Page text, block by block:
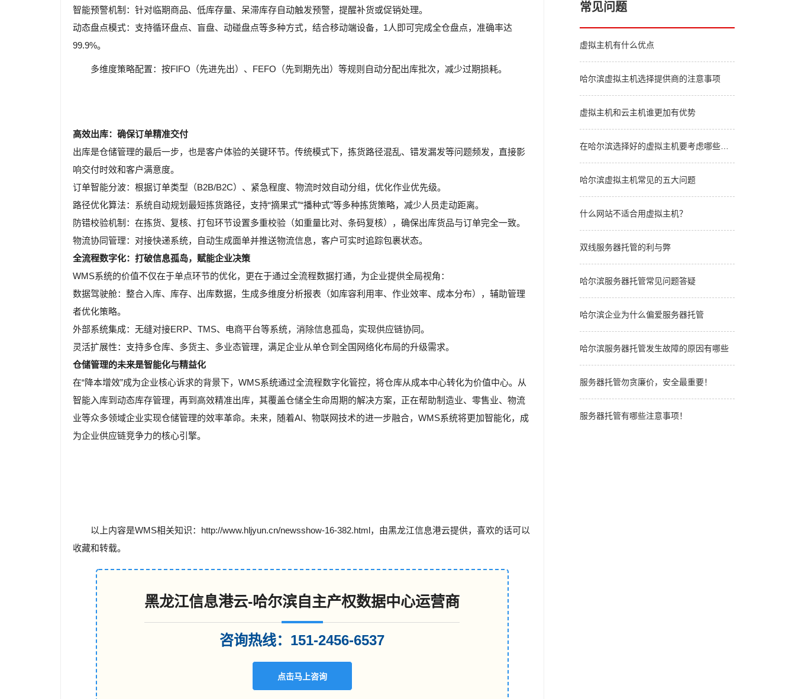
智能预警机制：针对临期商品、低库存量、呆滞库存自动触发预警，提醒补货或促销处理。
动态盘点模式：支持循环盘点、盲盘、动碰盘点等多种方式，结合移动端设备，1人即可完成全仓盘点，准确率达
99.9%。
多维度策略配置：按FIFO（先进先出）、FEFO（先到期先出）等规则自动分配出库批次，减少过期损耗。
高效出库：确保订单精准交付
出库是仓储管理的最后一步，也是客户体验的关键环节。传统模式下，拣货路径混乱、错发漏发等问题频发，直接影
响交付时效和客户满意度。
订单智能分波：根据订单类型（B2B/B2C）、紧急程度、物流时效自动分组，优化作业优先级。
路径优化算法：系统自动规划最短拣货路径，支持“摘果式”“播种式”等多种拣货策略，减少人员走动距离。
防错校验机制：在拣货、复核、打包环节设置多重校验（如重量比对、条码复核），确保出库货品与订单完全一致。
物流协同管理：对接快递系统，自动生成面单并推送物流信息，客户可实时追踪包裹状态。
全流程数字化：打破信息孤岛，赋能企业决策
WMS系统的价值不仅在于单点环节的优化，更在于通过全流程数据打通，为企业提供全局视角：
数据驾驶舱：整合入库、库存、出库数据，生成多维度分析报表（如库容利用率、作业效率、成本分布），辅助管理
者优化策略。
外部系统集成：无缝对接ERP、TMS、电商平台等系统，消除信息孤岛，实现供应链协同。
灵活扩展性：支持多仓库、多货主、多业态管理，满足企业从单仓到全国网络化布局的升级需求。
仓储管理的未来是智能化与精益化
在“降本增效”成为企业核心诉求的背景下，WMS系统通过全流程数字化管控，将仓库从成本中心转化为价值中心。从
智能入库到动态库存管理，再到高效精准出库，其覆盖仓储全生命周期的解决方案，正在帮助制造业、零售业、物流
业等众多领域企业实现仓储管理的效率革命。未来，随着AI、物联网技术的进一步融合，WMS系统将更加智能化，成
为企业供应链竞争力的核心引擎。
以上内容是WMS相关知识：http://www.hljyun.cn/newsshow-16-382.html，由黑龙江信息港云提供，喜欢的话可以
收藏和转载。
黑龙江信息港云-哈尔滨自主产权数据中心运营商
咨询热线：151-2456-6537
点击马上咨询
常见问题
虚拟主机有什么优点
哈尔滨虚拟主机选择提供商的注意事项
虚拟主机和云主机谁更加有优势
在哈尔滨选择好的虚拟主机要考虑哪些因
哈尔滨虚拟主机常见的五大问题
什么网站不适合用虚拟主机？
双线服务器托管的利与弊
哈尔滨服务器托管常见问题答疑
哈尔滨企业为什么偏爱服务器托管
哈尔滨服务器托管发生故障的原因有哪些
服务器托管勿贪廉价，安全最重要！
服务器托管有哪些注意事项！